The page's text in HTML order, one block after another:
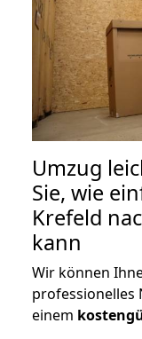
Umzug
Sie, wie
Krefeld
kann
Wir können
professionelles
einem